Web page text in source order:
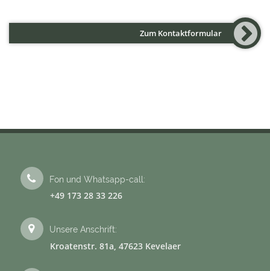
Zum Kontaktformular
Fon und Whatsapp-call:
+49 173 28 33 226
Unsere Anschrift:
Kroatenstr. 81a, 47623 Kevelaer